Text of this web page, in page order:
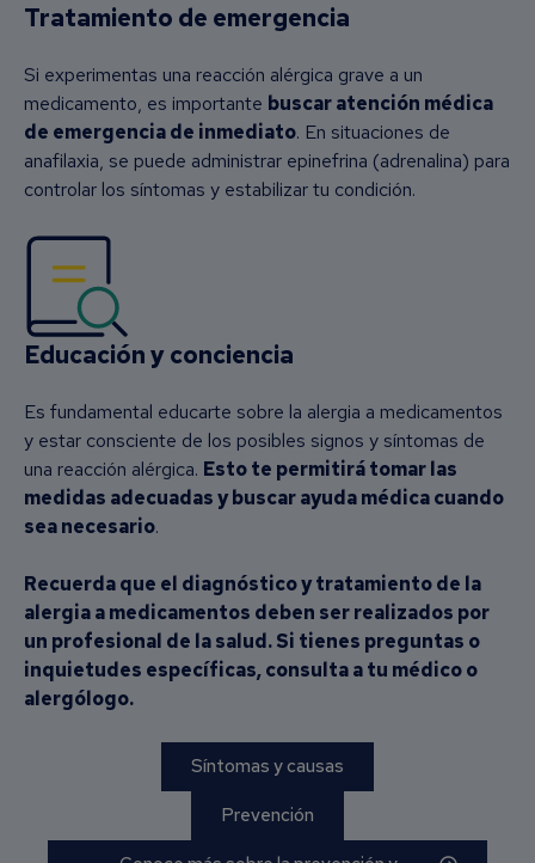
Tratamiento de emergencia
Si experimentas una reacción alérgica grave a un
medicamento, es importante buscar atención médica
de emergencia de inmediato. En situaciones de
anafilaxia, se puede administrar epinefrina (adrenalina) para
controlar los síntomas y estabilizar tu condición.
Educación y conciencia
Es fundamental educarte sobre la alergia a medicamentos
y estar consciente de los posibles signos y síntomas de
una reacción alérgica. Esto te permitirá tomar las
medidas adecuadas y buscar ayuda médica cuando
sea necesario.
Recuerda que el diagnóstico y tratamiento de la
alergia a medicamentos deben ser realizados por
un profesional de la salud. Si tienes preguntas o
inquietudes específicas, consulta a tu médico o
alergólogo.
Síntomas y causas
Prevención